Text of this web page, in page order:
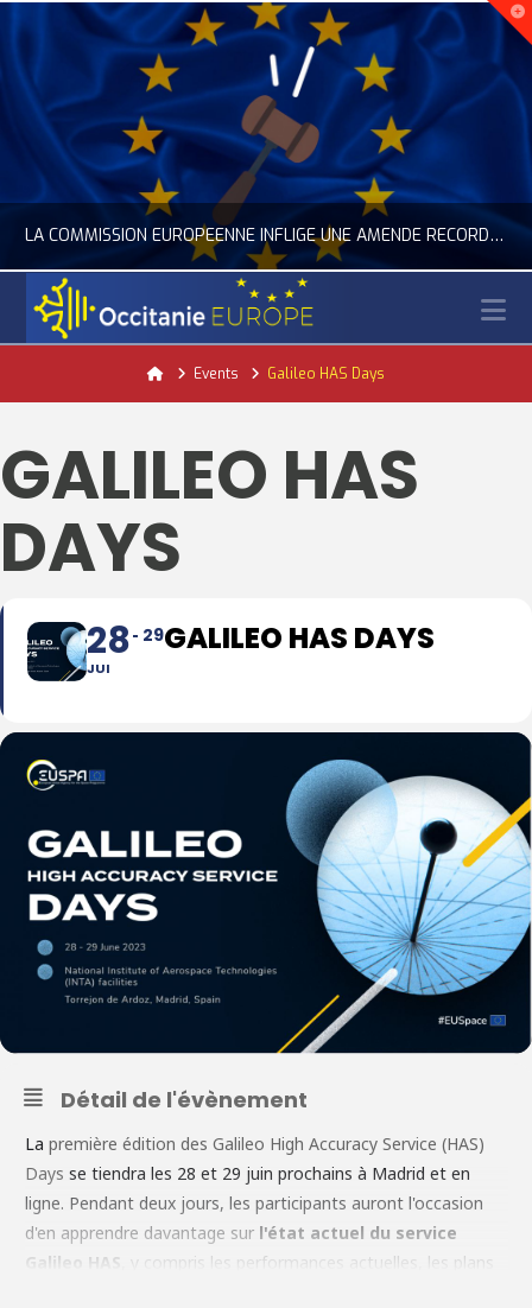
LA COMMISSION EUROPÉENNE INFLIGE UNE AMENDE RECORD À GOOGLE
ACTUALITÉ DE L'UNION EUROPÉENNE, ACTUALITÉ DE LA REPRÉSENTATION D’OCCITANIE EUROPE, NUMÉRIQUE- DIGITAL
JUILLET 24, 2026
HomeEvents Galileo HAS Days
GALILEO HAS
DAYS
28
JUI
29GALILEO HAS DAYS
Détail de l'évènement
La première édition des Galileo High Accuracy Service (HAS)
Days se tiendra les 28 et 29 juin prochains à Madrid et en
ligne. Pendant deux jours, les participants auront l'occasion
d'en apprendre davantage sur l'état actuel du service
Galileo HAS
, y compris les performances actuelles, les plans